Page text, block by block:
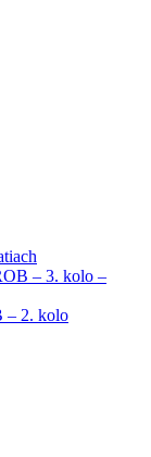
– 3. kolo –
– 2. kolo